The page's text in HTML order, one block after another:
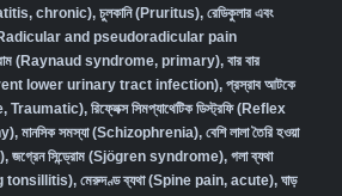
chronic), চুলকানি (Pruritus), রেডিকুলার এবং
(Radicular and pseudoradicular pain
(Raynaud syndrome, primary), বার বার
lower urinary tract infection), প্রস্রাব আটকে
Traumatic), রিফ্লেক্স সিমপ্যাথেটিক ডিস্ট্রফি (Reflex
, মানসিক সমস্যা (Schizophrenia), বেশি লালা তৈরি হওয়া
, জগ্রেন সিন্ড্রোম (Sjögren syndrome), গলা ব্যথা
tonsillitis), মেরুদণ্ড ব্যথা (Spine pain, acute), ঘাড়